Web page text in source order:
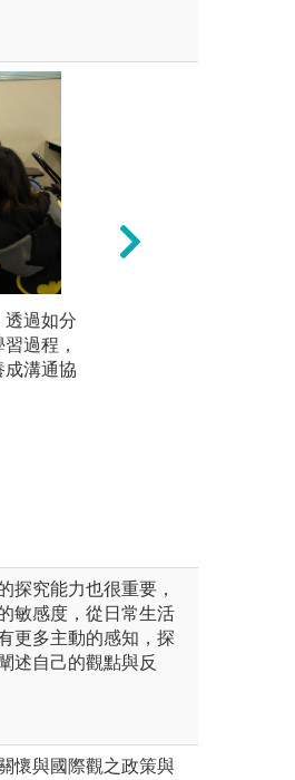
透過如分
過程，
成溝通協
探究能力也很重要，
敏感度，從日常生活
更多主動的感知，探
述自己的觀點與反
懷與國際觀之政策與